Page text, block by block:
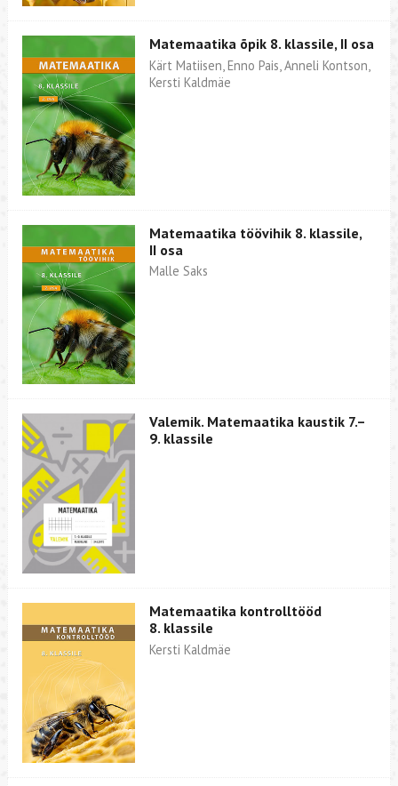
Matemaatika õpik 8. klassile, II osa
Kärt Matiisen, Enno Pais, Anneli Kontson,
Kersti Kaldmäe
Matemaatika töövihik 8. klassile,
II osa
Malle Saks
Valemik. Matemaatika kaustik 7.–
9. klassile
Matemaatika kontrolltööd
8. klassile
Kersti Kaldmäe